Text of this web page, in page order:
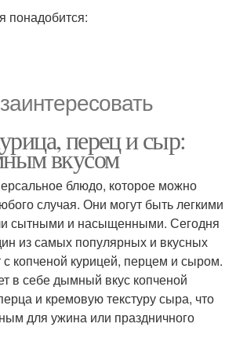
понадобится:
перец и сыр:
вкусом
блюдо, которое можно
случая. Они могут быть легкими
сытными и насыщенными. Сегодня
из самых популярных и вкусных
с копченой курицей, перцем и сыром.
в себе дымный вкус копченой
и кремовую текстуру сыра, что
для ужина или праздничного